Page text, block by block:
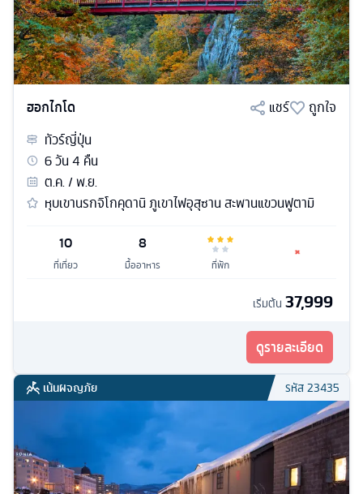
ฮอกไกโด แชร์
ถูกใจ
ทัวร์ญี่ปุ่น
6วัน4 คืน
ต.ค. / พ.ย.
หุบเขานรกจิโกคุดานิ ภูเขาไฟอุสุซาน สะพานแขวนฟูตามิ
10
ที่เที่ยว
8
มื้ออาหาร ที่พัก
เริ่มต้น 37,999
ดูรายละเอียด
เน้นผจญภัย รหัส23435